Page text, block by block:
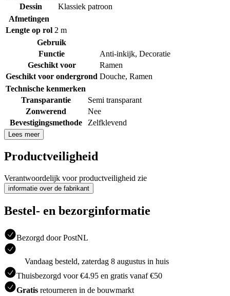
Dessin
Klassiek patroon
Afmetingen
Lengte op rol 2 m
Gebruik
Functie
Anti-inkijk, Decoratie
Geschikt voor
Ramen
Geschikt voor ondergrond Douche, Ramen
Technische kenmerken
Transparantie
Semi transparant
Zonwerend
Nee
Bevestigingsmethode
Zelfklevend
Lees meer
Productveiligheid
Verantwoordelijk voor productveiligheid zie
informatie over de fabrikant
Bestel- en bezorginformatie
Bezorgd door PostNL
Vandaag besteld, zaterdag 8 augustus in huis
Thuisbezorgd voor €4.95 en gratis vanaf €50
Gratis retourneren in de bouwmarkt